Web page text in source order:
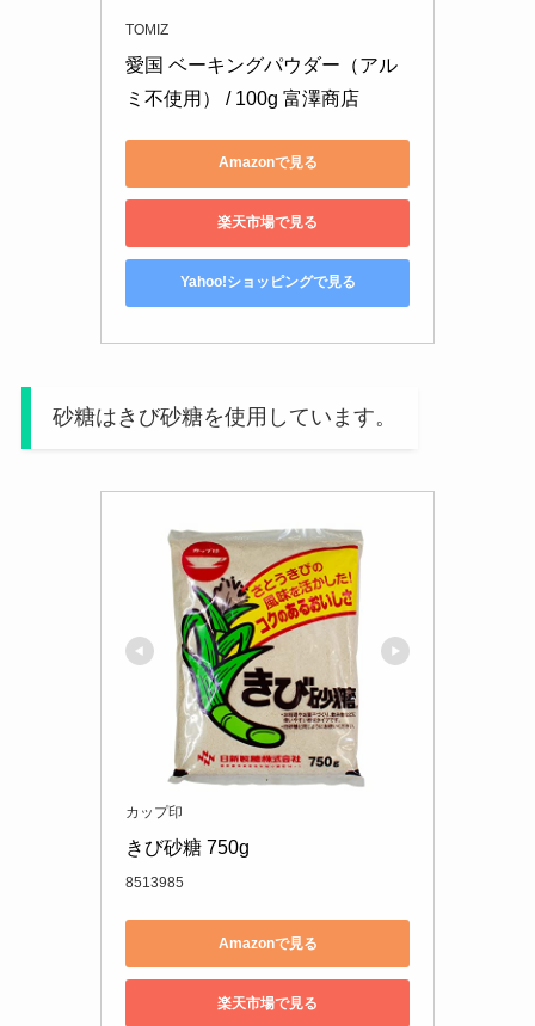
TOMIZ
愛国 ベーキングパウダー（アル
ミ不使用） / 100g 富澤商店
Amazonで見る
楽天市場で見る
Yahoo!ショッピングで見る
砂糖はきび砂糖を使用しています。
カップ印
きび砂糖 750g
8513985
Amazonで見る
楽天市場で見る